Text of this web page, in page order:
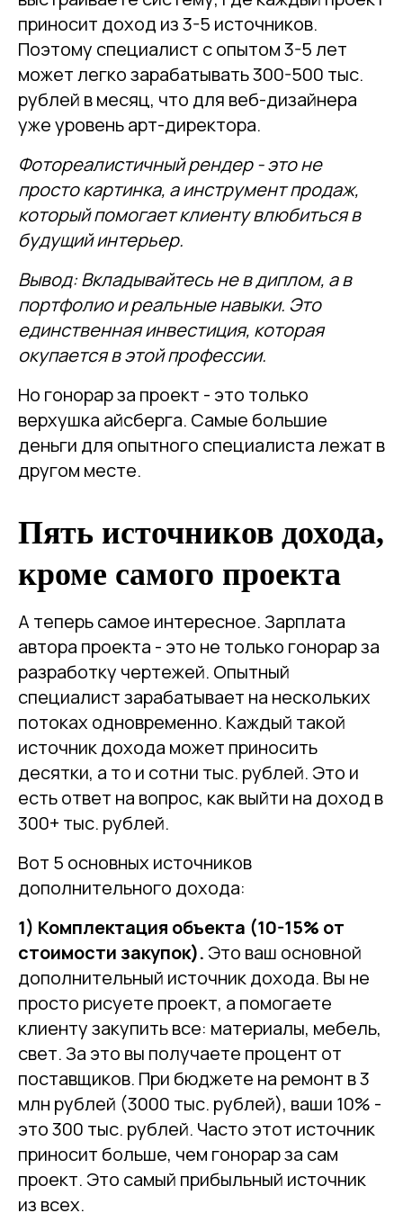
приносит доход из 3-5 источников.
Поэтому специалист с опытом 3-5 лет
может легко зарабатывать 300-500 тыс.
рублей в месяц, что для веб-дизайнера
уже уровень арт-директора.
Фотореалистичный рендер - это не
просто картинка, а инструмент продаж,
который помогает клиенту влюбиться в
будущий интерьер.
Вывод: Вкладывайтесь не в диплом, а в
портфолио и реальные навыки. Это
единственная инвестиция, которая
окупается в этой профессии.
Но гонорар за проект - это только
верхушка айсберга. Самые большие
деньги для опытного специалиста лежат в
другом месте.
Пять источников дохода,
кроме самого проекта
А теперь самое интересное. Зарплата
автора проекта - это не только гонорар за
разработку чертежей. Опытный
специалист зарабатывает на нескольких
потоках одновременно. Каждый такой
источник дохода может приносить
десятки, а то и сотни тыс. рублей. Это и
есть ответ на вопрос, как выйти на доход в
300+ тыс. рублей.
Вот 5 основных источников
дополнительного дохода:
1) Комплектация объекта (10-15% от
стоимости закупок). Это ваш основной
дополнительный источник дохода. Вы не
просто рисуете проект, а помогаете
клиенту закупить все: материалы, мебель,
свет. За это вы получаете процент от
поставщиков. При бюджете на ремонт в 3
млн рублей (3000 тыс. рублей), ваши 10% -
это 300 тыс. рублей. Часто этот источник
приносит больше, чем гонорар за сам
проект. Это самый прибыльный источник
из всех.